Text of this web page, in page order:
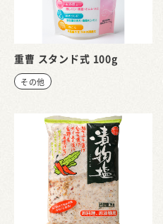
重曹 スタンド式 100g
その他